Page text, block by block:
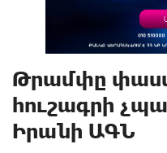
Թրամփը
հուշագրի
Իրանի ԱԳՆ